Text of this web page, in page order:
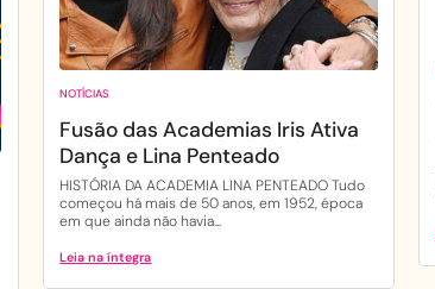
NOTÍCIAS
Fusão das Academias Iris Ativa
Dança e Lina Penteado
HISTÓRIA DA ACADEMIA LINA PENTEADO Tudo
começou há mais de 50 anos, em 1952, época
em que ainda não havia...
Leia na íntegra